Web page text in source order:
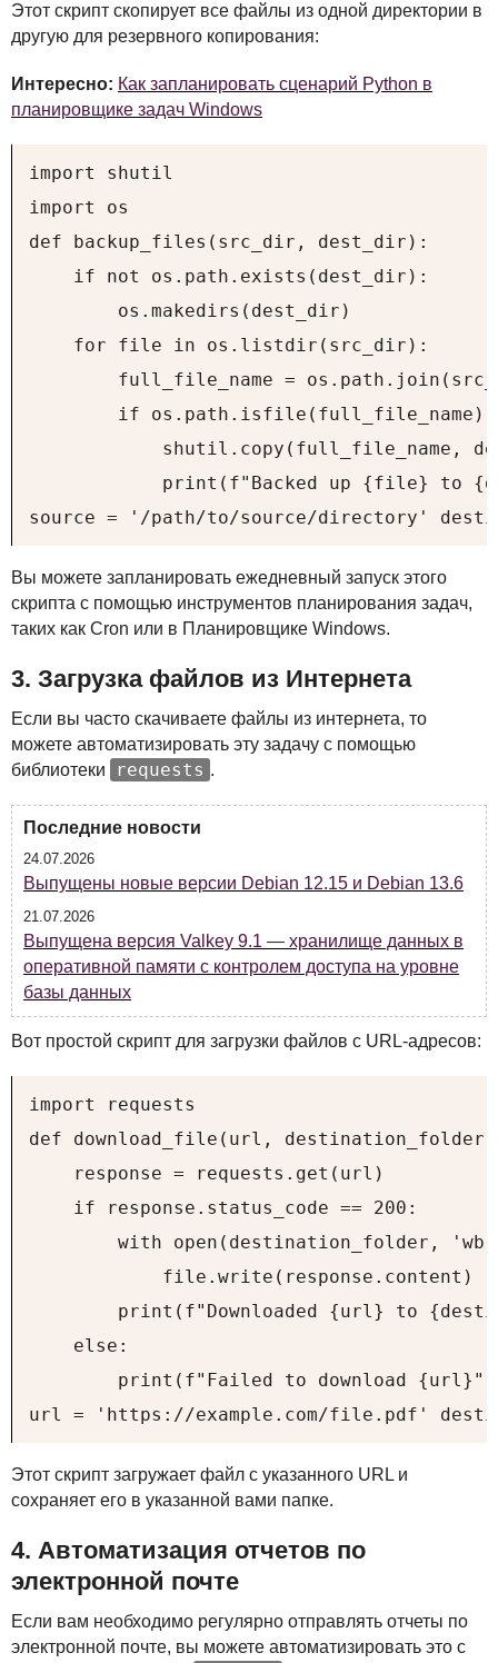
Этот скрипт скопирует все файлы из одной директории в
другую для резервного копирования:
Интересно: Как запланировать сценарий Python в
планировщике задач Windows
import shutil
import os
def backup_files(src_dir, dest_dir):
    if not os.path.exists(dest_dir):
        os.makedirs(dest_dir)
    for file in os.listdir(src_dir):
full_file_name =
        if os.path.isfile(full_file_name):
shutil.copy(full_file_name,
print(f"Backed up {file} to
source = '/path/to/source/directory'
Вы можете запланировать ежедневный запуск этого
скрипта с помощью инструментов планирования задач,
таких как Сron или в Планировщике Windows.
3. Загрузка файлов из Интернета
Если вы часто скачиваете файлы из интернета, то
можете автоматизировать эту задачу с помощью
библиотеки
requests .
Последние новости
24.07.2026
Выпущены новые версии Debian 12.15 и Debian 13.6
21.07.2026
Выпущена версия Valkey 9.1 — хранилище данных в
оперативной памяти с контролем доступа на уровне
базы данных
Вот простой скрипт для загрузки файлов с URL-адресов:
import requests
def download_file(url,
    response = requests.get(url)
    if response.status_code == 200:
with open(destination_folder,
            file.write(response.content)
print(f"Downloaded {url} to
    else:
        print(f"Failed to download {url}")
url = 'https://example.com/file.pdf'
Этот скрипт загружает файл с указанного URL и
сохраняет его в указанной вами папке.
4. Автоматизация отчетов по
электронной почте
Если вам необходимо регулярно отправлять отчеты по
электронной почте, вы можете автоматизировать это с